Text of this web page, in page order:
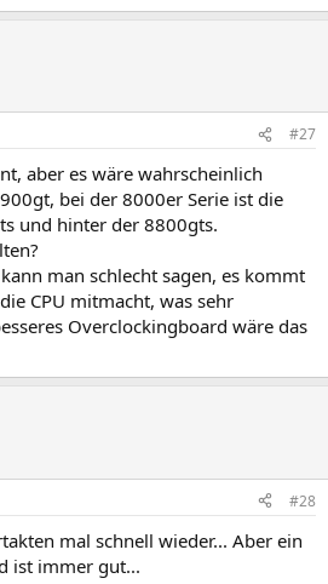
#27
aber es wäre wahrscheinlich
bei der 8000er Serie ist die
und hinter der 8800gts.
man schlecht sagen, es kommt
CPU mitmacht, was sehr
Overclockingboard wäre das
#28
mal schnell wieder... Aber ein
ist immer gut...